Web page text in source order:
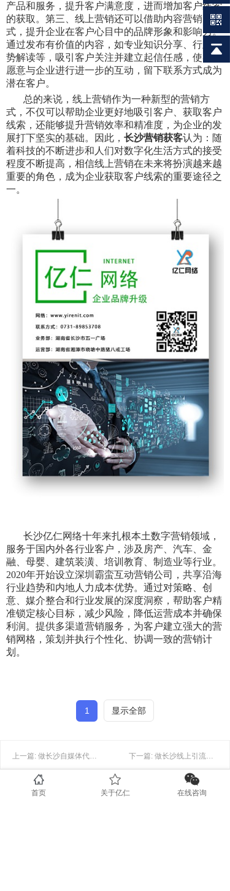
产品和服务，提升客户满意度，进而增加客户线索
的获取。第三、线上营销还可以借助内容营销的方
式，提升企业在客户心目中的品牌形象和影响力。
通过发布有价值的内容，如专业知识分享、行业趋
势解读等，吸引客户关注并建立起信任感，使客户
愿意与企业进行进一步的互动，留下联系方式成为
潜在客户。
总的来说，线上营销作为一种新型的营销方
式，不仅可以帮助企业更好地吸引客户、获取客户
线索，还能够提升营销效率和精准度，为企业的发
展打下坚实的基础。因此， 长沙营销获客认为：随
着科技的不断进步和人们对数字化生活方式的接受
程度不断提高，相信线上营销在未来将扮演越来越
重要的角色，成为企业获取客户线索的重要途径之
一。
长沙亿仁网络十年来扎根本土数字营销领域，
服务于国内外各行业客户，涉及房产、汽车、金
融、母婴、建筑装潢、培训教育、制造业等行业。
2020年开始设立深圳霸蛮互动营销公司，共享沿海
行业趋势和内地人力成本优势。通过对策略、创
意、媒介整合和行业发展的深度洞察，帮助客户精
准锁定核心目标，减少风险，降低运营成本并确保
利润。提供多渠道营销服务，为客户建立强大的营
销网格，策划并执行个性化、协调一致的营销计
划。
1 显示全部
首页 关于亿仁 在线咨询